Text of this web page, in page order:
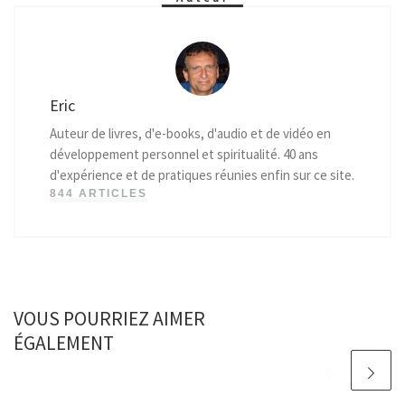
Eric
Auteur de livres, d'e-books, d'audio et de vidéo en
développement personnel et spiritualité. 40 ans
d'expérience et de pratiques réunies enfin sur ce site.
844 ARTICLES
VOUS POURRIEZ AIMER
ÉGALEMENT